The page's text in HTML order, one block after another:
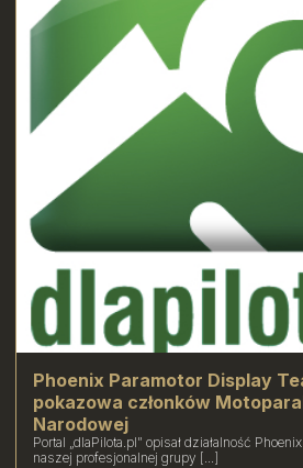
Phoenix Paramotor Display
pokazowa członków
Narodowej
Portal „dlaPilota.pl” opisał działalność
naszej profesjonalnej grupy [...]